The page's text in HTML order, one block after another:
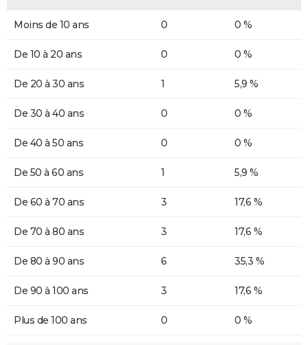
Moins de 10 ans 0 0 %
De 10 à 20 ans 0 0 %
De 20 à 30 ans 1 5,9 %
De 30 à 40 ans 0 0 %
De 40 à 50 ans 0 0 %
De 50 à 60 ans 1 5,9 %
De 60 à 70 ans 3 17,6 %
De 70 à 80 ans 3 17,6 %
De 80 à 90 ans 6 35,3 %
De 90 à 100 ans 3 17,6 %
Plus de 100 ans 0 0 %